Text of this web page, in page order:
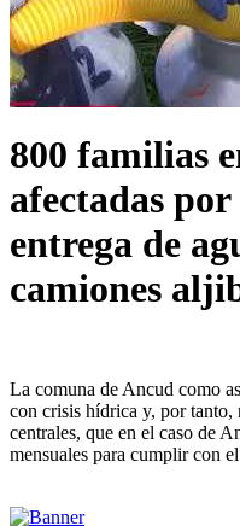
800 familias
afectadas por
entrega de
camiones
La comuna de Ancud como
con crisis hídrica y, por tanto,
centrales, que en el caso de
mensuales para cumplir con